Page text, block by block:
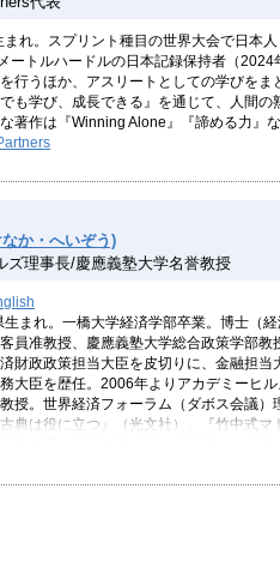
まれ。スプリント種目の世界大会で日本
ートルハードルの日本記録保持者（2024
行うほか、アスリートとしての学びをま
も学び、成長できる』を通じて、人間の
著作は『Winning Alone』『諦める力』
か・へいぞう)
ズ理事長/慶應義塾大学名誉教授
生まれ。一橋大学経済学部卒業。博士（
員准教授、慶應義塾大学総合政策学部教
財政政策担当大臣を皮切りに、金融担当
大臣を歴任。2006年よりアカデミーヒ
授。世界経済フォーラム（ダボス会議）
典は役に立つ』（光文社）、『竹中式マ